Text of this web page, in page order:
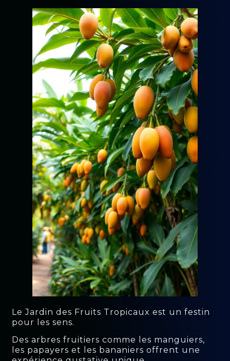
Le Jardin des Fruits Tropicaux est un festin
pour les sens.
Des arbres fruitiers comme les manguiers,
les papayers et les bananiers offrent une